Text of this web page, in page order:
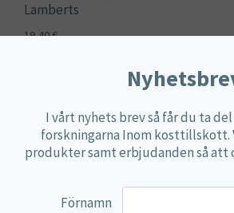
Lamberts
19,40€
I vårt nyhets brev så får du ta
forskningarna Inom kosttillskott.
produkter samt erbjudanden så att
Förnamn